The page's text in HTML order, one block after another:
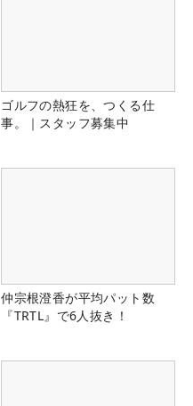
ゴルフの熱狂を、つくる仕
事。｜スタッフ募集中
仲宗根澄香が平均パット数
『TRTL』で6人抜き！